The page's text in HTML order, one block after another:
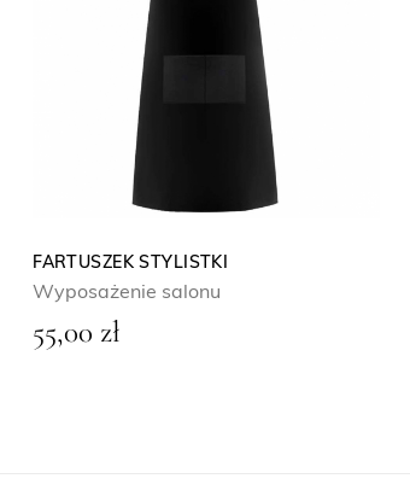
FARTUSZEK STYLISTKI
Wyposażenie salonu
55,00 zł